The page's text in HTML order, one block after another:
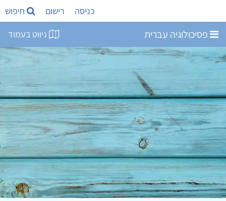
כניסה רישום חיפוש
פסיכולוגיה עברית ניווט בעמוד